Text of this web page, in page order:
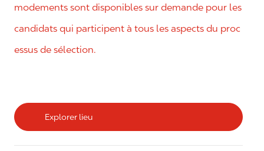
modements sont disponibles sur demande pour les
candidats qui participent à tous les aspects du proc
essus de sélection.
Explorer lieu